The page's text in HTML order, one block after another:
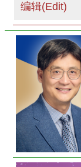
编辑(Edit)